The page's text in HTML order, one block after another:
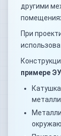
другими
При
примере ЭУ